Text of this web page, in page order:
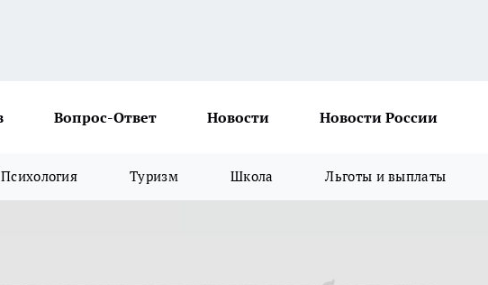
Вопрос-Ответ Новости Новости России
Психология Туризм Школа Льготы и выплаты